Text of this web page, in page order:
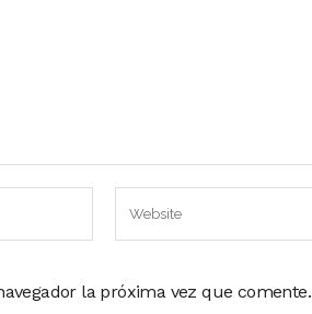
la próxima vez que comente.